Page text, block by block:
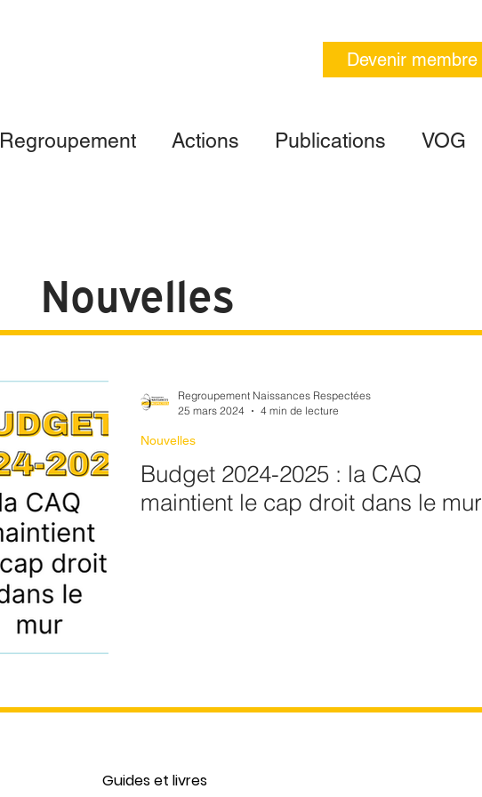
Regroupement Actions Publications VOG
Devenir membre
Nouvelles
Budget 2024-2025 : la CAQ
maintient le cap droit dans le mur
Nouvelles
Regroupement Naissances Respectées
25 mars 2024
4 min de lecture
Guides et livres